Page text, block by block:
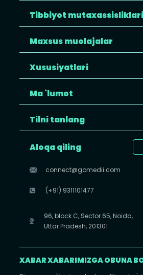
Tibbiyot mutaxassisliklari
Maxsus muolajalar
Xususiyatlari
Ma `lumot
Tilni tanlang
Aloqa qiling
connect@gomedii.com
(+91) 9311101477
96, block C, Sector 65, Noida,
Uttar Pradesh, 201301
XABAR XABARIMIZGA OBUNA